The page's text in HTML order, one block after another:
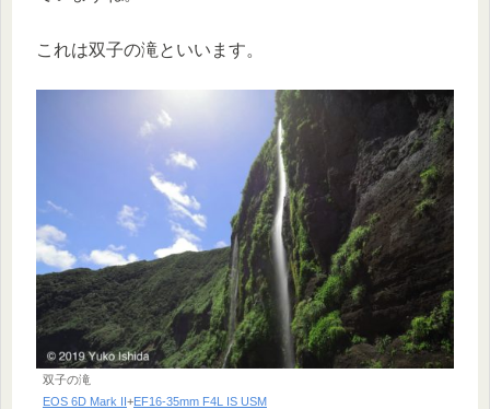
これは双子の滝といいます。
双子の滝
EOS 6D Mark II+EF16-35mm F4L IS USM